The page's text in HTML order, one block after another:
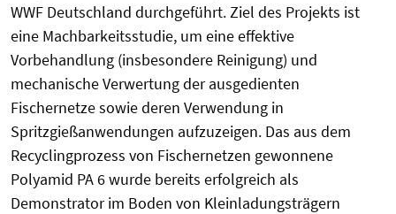
WWF Deutschland durchgeführt. Ziel des Projekts ist
eine Machbarkeitsstudie, um eine effektive
Vorbehandlung (insbesondere Reinigung) und
mechanische Verwertung der ausgedienten
Fischernetze sowie deren Verwendung in
Spritzgießanwendungen aufzuzeigen. Das aus dem
Recyclingprozess von Fischernetzen gewonnene
Polyamid PA 6 wurde bereits erfolgreich als
Demonstrator im Boden von Kleinladungsträgern